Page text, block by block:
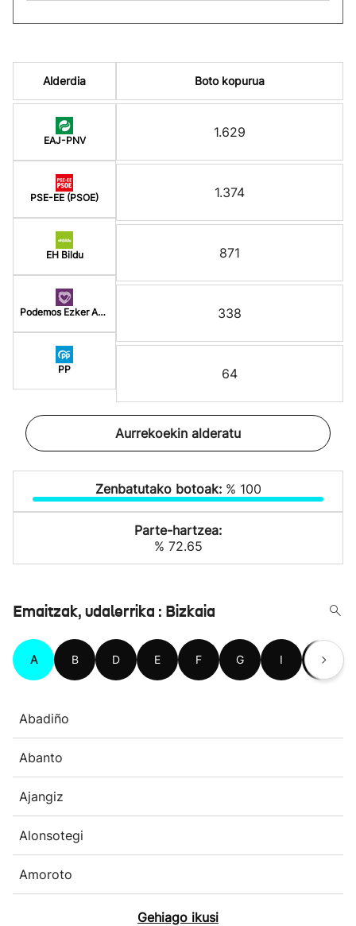
Alderdia
EAJ-PNV
PSE-EE (PSOE)
EH Bildu
Podemos Ezker Anitz
PP
Boto kopurua
1.629
1.374
871
338
64
Aurrekoekin alderatu
Zenbatutako botoak: % 100
Parte-hartzea:
% 72.65
Emaitzak, udalerrika : Bizkaia
A B D E F G I J
Abadiño
Abanto
Ajangiz
Alonsotegi
Amoroto
Gehiago ikusi